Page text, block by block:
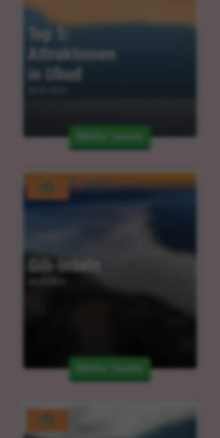
Top 5:
Attraktionen
in Ubud
Mehr lesen
Gili-Inseln
Mehr lesen